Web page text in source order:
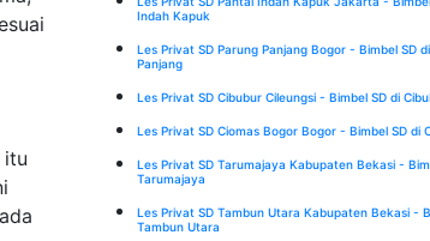
itu
Indah Kapuk
Les Privat SD Parung Panjang Bogor - Bimbel SD
Panjang
Les Privat SD Cibubur Cileungsi - Bimbel SD di
Les Privat SD Ciomas Bogor Bogor - Bimbel SD di
Les Privat SD Tarumajaya Kabupaten Bekasi -
Tarumajaya
Les Privat SD Tambun Utara Kabupaten Bekasi -
Tambun Utara